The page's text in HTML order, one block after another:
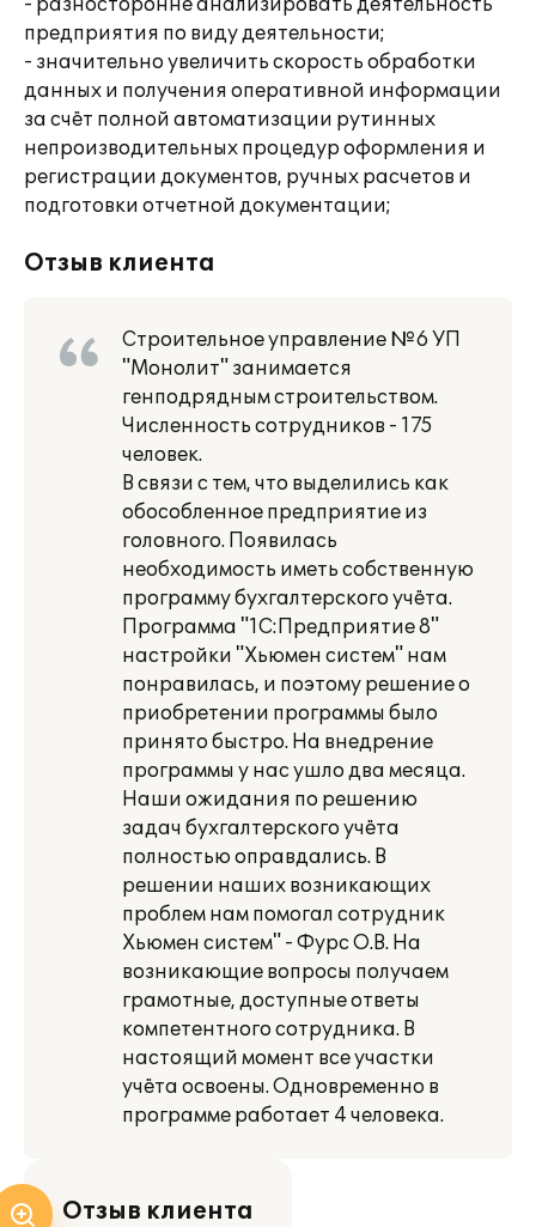
- разносторонне анализировать деятельность
предприятия по виду деятельности;
- значительно увеличить скорость обработки
данных и получения оперативной информации
за счёт полной автоматизации рутинных
непроизводительных процедур оформления и
регистрации документов, ручных расчетов и
подготовки отчетной документации;
Отзыв клиента
Строительное управление №6 УП
"Монолит" занимается
генподрядным строительством.
Численность сотрудников - 175
человек.
В связи с тем, что выделились как
обособленное предприятие из
головного. Появилась
необходимость иметь собственную
программу бухгалтерского учёта.
Программа "1С:Предприятие 8"
настройки "Хьюмен систем" нам
понравилась, и поэтому решение о
приобретении программы было
принято быстро. На внедрение
программы у нас ушло два месяца.
Наши ожидания по решению
задач бухгалтерского учёта
полностью оправдались. В
решении наших возникающих
проблем нам помогал сотрудник
Хьюмен систем" - Фурс О.В. На
возникающие вопросы получаем
грамотные, доступные ответы
компетентного сотрудника. В
настоящий момент все участки
учёта освоены. Одновременно в
программе работает 4 человека.
Отзыв клиента